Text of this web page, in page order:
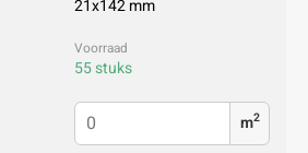
21x142 mm
55 stuks
m2